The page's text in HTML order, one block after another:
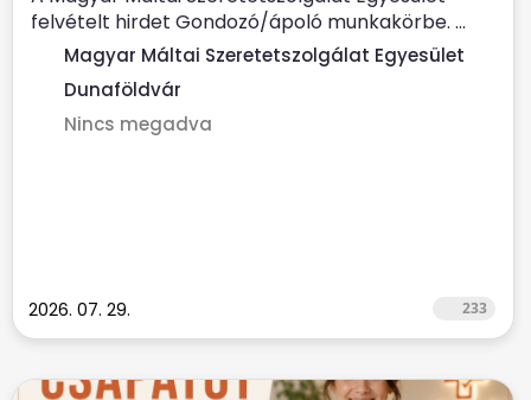
felvételt hirdet Gondozó/ápoló munkakörbe. ...
Magyar Máltai Szeretetszolgálat Egyesület
Dunaföldvár
Nincs megadva
2026. 07. 29. 233